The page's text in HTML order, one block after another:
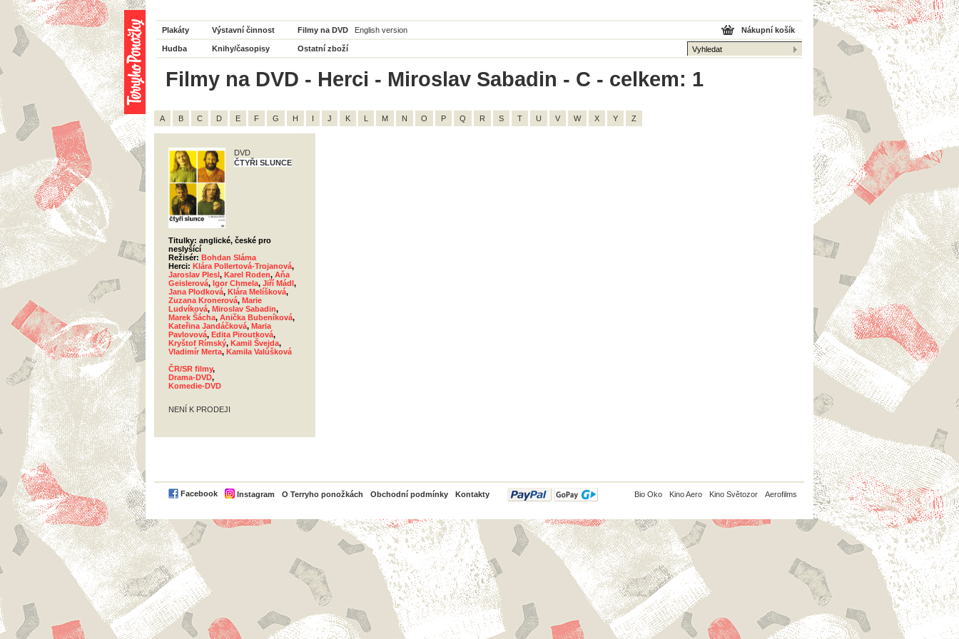
Plakáty Výstavní činnost Filmy na DVD English version
Hudba Knihy/časopisy Ostatní zboží
Nákupní košík
Filmy na DVD - Herci - Miroslav Sabadin - C - celkem: 1
A B C D E F G H I J K L M N O P Q R S T U V W X Y Z
DVD
ČTYŘI SLUNCE
Titulky: anglické, české pro
neslyšící
Režisér: Bohdan Sláma
Herci: Klára Pollertová-Trojanová,
Jaroslav Plesl, Karel Roden, Aňa
Geislerová, Igor Chmela, Jiří Mádl,
Jana Plodková, Klára Melíšková,
Zuzana Kronerová, Marie
Ludvíková, Miroslav Sabadin,
Marek Šácha, Anička Bubeníková,
Kateřina Jandáčková, Maria
Pavlovová, Edita Piroutková,
Kryštof Rímský, Kamil Švejda,
Vladimír Merta, Kamila Valůšková
ČR/SR filmy,
Drama-DVD,
Komedie-DVD
NENÍ K PRODEJI
Facebook Instagram O Terryho ponožkách Obchodní podmínky Kontakty
PayPal Bio Oko Kino Aero Kino Světozor Aerofilms